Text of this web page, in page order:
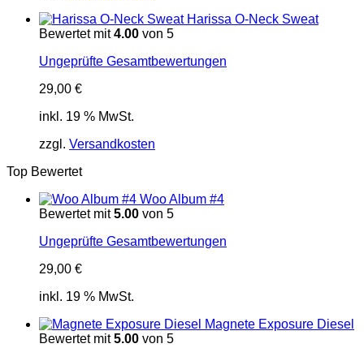
Harissa O-Neck Sweat
Bewertet mit4.00 von 5
Ungeprüfte Gesamtbewertungen
29,00 €
inkl. 19 % MwSt.
zzgl. Versandkosten
Top Bewertet
Woo Album #4
Bewertet mit5.00 von 5
Ungeprüfte Gesamtbewertungen
29,00 €
inkl. 19 % MwSt.
Magnete Exposure Diesel
Bewertet mit5.00 von 5